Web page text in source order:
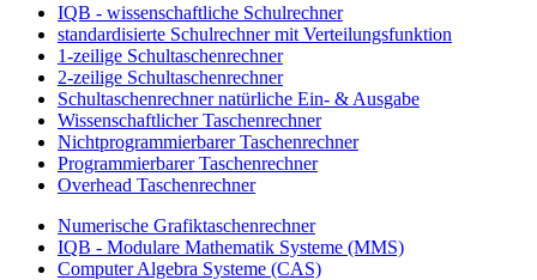
IQB - wissenschaftliche Schulrechner
standardisierte Schulrechner mit Verteilungsfunktion
1-zeilige Schultaschenrechner
2-zeilige Schultaschenrechner
Schultaschenrechner natürliche Ein- & Ausgabe
Wissenschaftlicher Taschenrechner
Nichtprogrammierbarer Taschenrechner
Programmierbarer Taschenrechner
Overhead Taschenrechner
Numerische Grafiktaschenrechner
IQB - Modulare Mathematik Systeme (MMS)
Computer Algebra Systeme (CAS)